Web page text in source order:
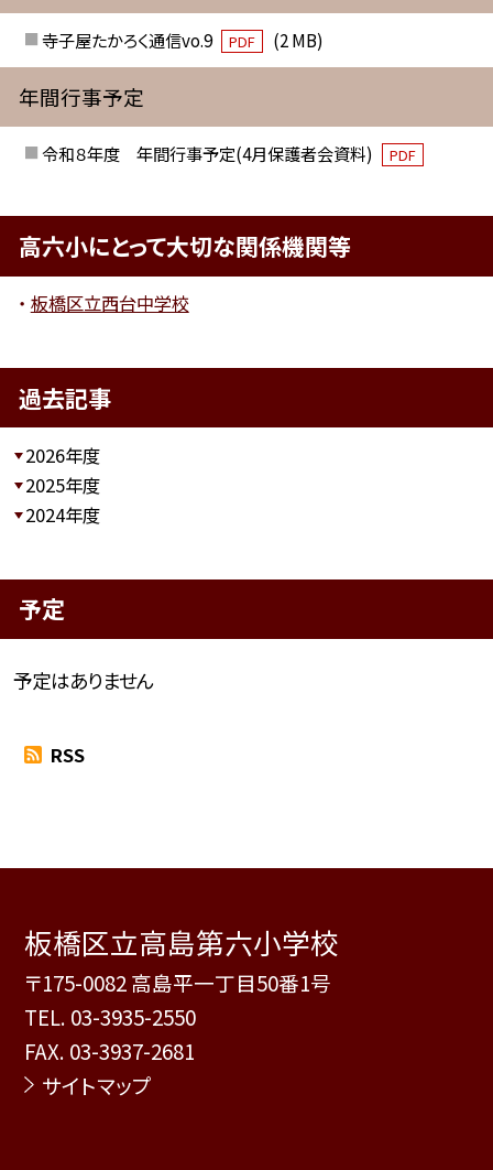
寺子屋たかろく通信vo.9 PDF (2 MB)
年間行事予定
令和８年度 年間行事予定(4月保護者会資料) PDF
高六小にとって大切な関係機関等
板橋区立西台中学校
過去記事
2026年度
2025年度
2024年度
予定
予定はありません
RSS
板橋区立高島第六小学校
〒175-0082 高島平一丁目50番1号
TEL. 03-3935-2550
FAX. 03-3937-2681
サイトマップ